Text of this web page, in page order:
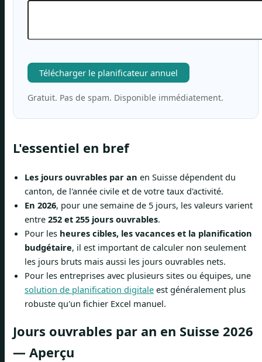
Télécharger le planificateur annuel
Gratuit. Pas de spam. Disponible immédiatement.
L'essentiel en bref
Les jours ouvrables par an en Suisse dépendent du
canton, de l'année civile et de votre taux d'activité.
En 2026, pour une semaine de 5 jours, les valeurs varient
entre 252 et 255 jours ouvrables.
Pour les heures cibles, les vacances et la planification
budgétaire, il est important de calculer non seulement
les jours bruts mais aussi les jours ouvrables nets.
Pour les entreprises avec plusieurs sites ou équipes, une
solution de planification digitale est généralement plus
robuste qu'un fichier Excel manuel.
Jours ouvrables par an en Suisse 2026
— Aperçu